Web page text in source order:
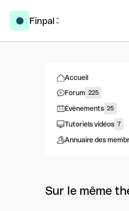
Finpal
Accueil
Forum 225
Évènements 25
Tutoriels vidéos 7
Annuaire des
Sur le même